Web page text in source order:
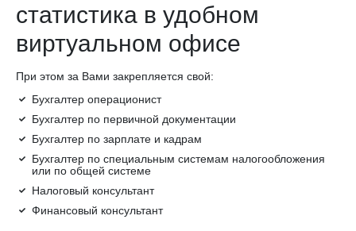
статистика в удобном
виртуальном офисе
При этом за Вами закрепляется свой:
Бухгалтер операционист
Бухгалтер по первичной документации
Бухгалтер по зарплате и кадрам
Бухгалтер по специальным системам налогообложения
или по общей системе
Налоговый консультант
Финансовый консультант